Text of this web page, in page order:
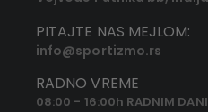
PITAJTE NAS MEJLOM:
info@sportizmo.rs
RADNO VREME
08:00 - 16:00h RADNIM